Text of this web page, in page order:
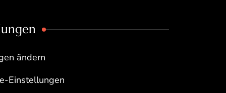
ändern
Einstellungen